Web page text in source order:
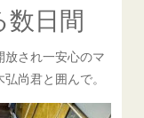
日間
され一安心のマ
尚君と囲んで。